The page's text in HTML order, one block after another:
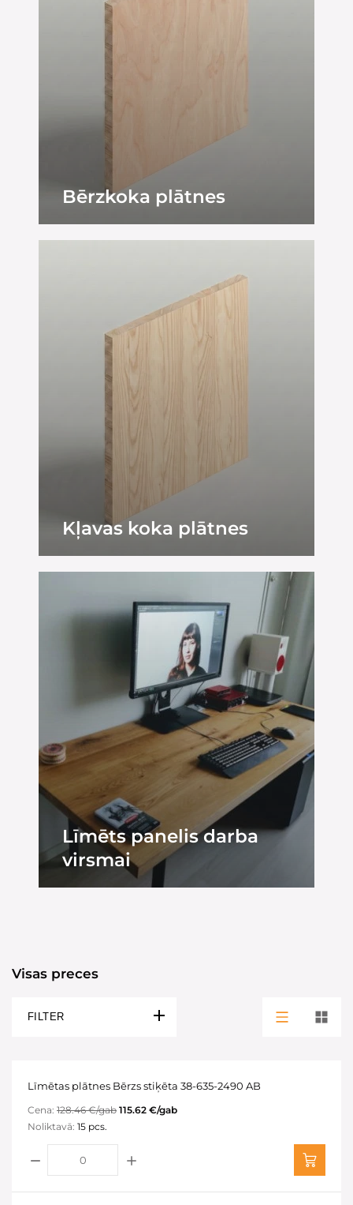
Bērzkoka plātnes
Kļavas koka plātnes
Līmēts panelis darba
virsmai
Visas preces
FILTER
Līmētas plātnes Bērzs stiķēta 38-635-2490 AB
Cena: 128.46 €/gab 115.62 €/gab
Noliktavā: 15 pcs.